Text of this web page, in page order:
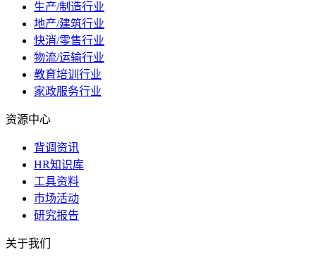
生产/制造行业
地产/建筑行业
快消/零售行业
物流/运输行业
教育培训行业
家政服务行业
资源中心
背调资讯
HR知识库
工具资料
市场活动
研究报告
关于我们